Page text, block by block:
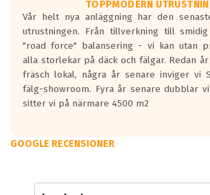
TOPPMODERN
Vår helt nya anläggning har den
utrustningen. Från tillverkning till
"road force" balansering - vi kan utan
alla storlekar på däck och fälgar. Redan år
fräsch lokal, några år senare inviger vi
fälg-showroom. Fyra år senare dubblar
sitter vi på närmare 4500 m2
GOOGLE RECENSIONER